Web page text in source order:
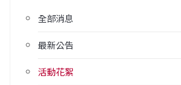
全部消息
最新公告
活動花絮